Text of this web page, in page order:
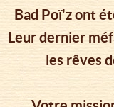
Bad Poï'z ont
Leur dernier
les rêves